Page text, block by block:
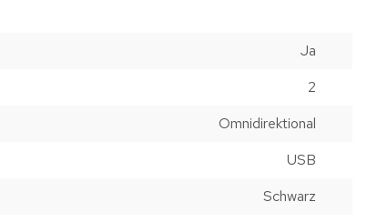
Ja
2
Omnidirektional
USB
Schwarz